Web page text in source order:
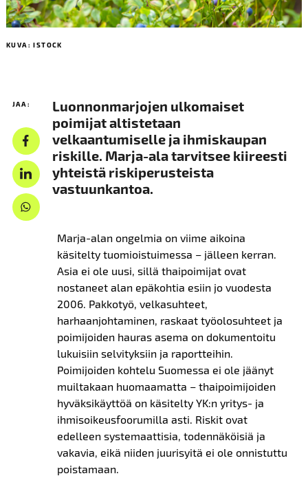
KUVA: ISTOCK
JAA:
Luonnonmarjojen ulkomaiset
poimijat altistetaan
velkaantumiselle ja ihmiskaupan
riskille. Marja-ala tarvitsee kiireesti
yhteistä riskiperusteista
vastuunkantoa.
Marja-alan ongelmia on viime aikoina
käsitelty tuomioistuimessa – jälleen kerran.
Asia ei ole uusi, sillä thaipoimijat ovat
nostaneet alan epäkohtia esiin jo vuodesta
2006. Pakkotyö, velkasuhteet,
harhaanjohtaminen, raskaat työolosuhteet ja
poimijoiden hauras asema on dokumentoitu
lukuisiin selvityksiin ja raportteihin.
Poimijoiden kohtelu Suomessa ei ole jäänyt
muiltakaan huomaamatta – thaipoimijoiden
hyväksikäyttöä on käsitelty YK:n yritys- ja
ihmisoikeusfoorumilla asti. Riskit ovat
edelleen systemaattisia, todennäköisiä ja
vakavia, eikä niiden juurisyitä ei ole onnistuttu
poistamaan.